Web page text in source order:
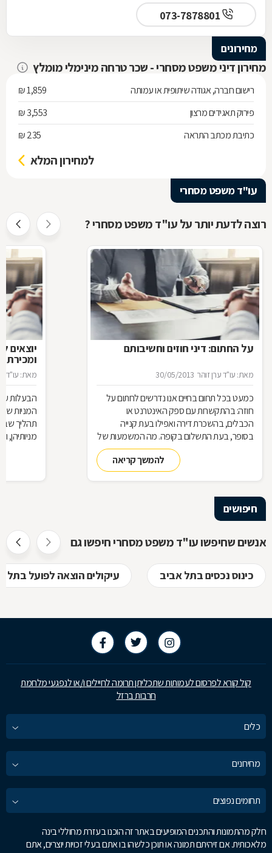
מחירונים
מחירון דיני משפט מסחרי - שכר טרחה מינימלי מומלץ
רישום חברה, אגודה שיתופית או עמותה
1,859 ₪
פירוק תאגידים מרצון
3,553 ₪
כתיבת מכתב התראה
235 ₪
למחירון המלא
עו"ד משפט מסחרי
רוצה לדעת יותר על עו"ד משפט מסחרי ?
על החתום: דיני חוזים וחשיבותם
מאת: עו"ד ערן זוהר 30/05/2013
כמעט בכל תחום בחיים אנו נדרשים לחתום על
חוזה: בהתקשרות עם ספק האינטרנט או
הכבלים, בהשכרת דירה ואפילו בעת קנייה
בסופר, בעת התשלום בקופה. מה המשמעות של
היותנו צד בחוזה, מתי ניתן להפר אותו והאם כל
הסכם מחייב אותנו מבחינה משפטיתלהמשך קריאה
יוצאים
ומכירת
מאת: עו"ד
הבעלות
המניות
תהליך
מניותיהן,
חיפושים
אנשים שחיפשו עו"ד משפט מסחרי חיפשו גם
כינוס נכסים בתל אביב עיקולים הוצאה לפועל בתל
קול קורא לפרסום לעמותות שתכליתן תרומה לחיילים ו/או לנפגעי מלחמת
חרבות ברזל
כלים
מחירונים
תחומים נפוצים
חלק מהתמונות והתכנים המופיעים באתר זה הוכנו בעזרת מחוללי בינה
מלאכותית. אם זיהיתם תמונה או תוכן כלשהו בו אתם בעלי זכויות יוצרים, אתם